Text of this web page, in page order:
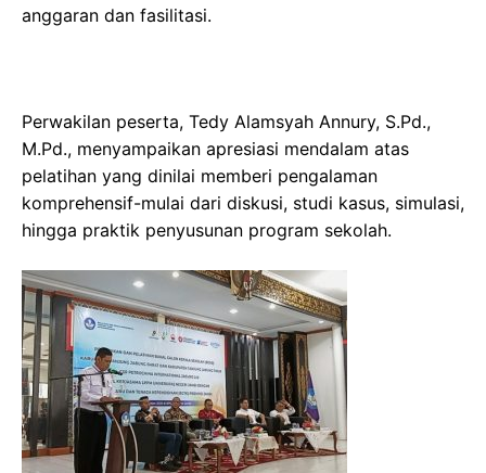
anggaran dan fasilitasi.
Perwakilan peserta, Tedy Alamsyah Annury, S.Pd.,
M.Pd., menyampaikan apresiasi mendalam atas
pelatihan yang dinilai memberi pengalaman
komprehensif-mulai dari diskusi, studi kasus, simulasi,
hingga praktik penyusunan program sekolah.